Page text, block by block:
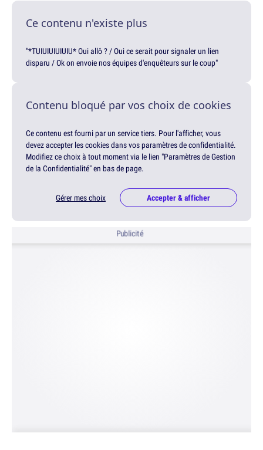
Ce contenu n'existe plus
"*TUIUIUIUIUIU* Oui allô ? / Oui ce serait pour signaler un lien
disparu / Ok on envoie nos équipes d'enquêteurs sur le coup"
Contenu bloqué par vos choix de cookies
Ce contenu est fourni par un service tiers. Pour l'afficher, vous
devez accepter les cookies dans vos paramètres de confidentialité.
Modifiez ce choix à tout moment via le lien "Paramètres de Gestion
de la Confidentialité" en bas de page.
Gérer mes choix Accepter & afficher
Publicité